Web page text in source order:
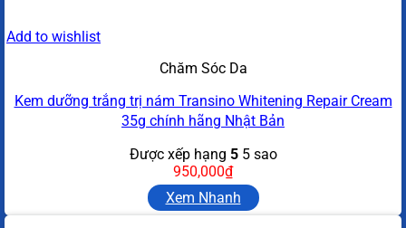
Add to wishlist
Chăm Sóc Da
Kem dưỡng trắng trị nám Transino Whitening Repair Cream
35g chính hãng Nhật Bản
Được xếp hạng 55 sao
950,000₫
Xem Nhanh